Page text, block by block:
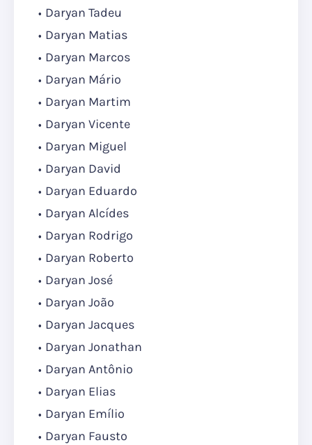
Daryan Tadeu
Daryan Matias
Daryan Marcos
Daryan Mário
Daryan Martim
Daryan Vicente
Daryan Miguel
Daryan David
Daryan Eduardo
Daryan Alcídes
Daryan Rodrigo
Daryan Roberto
Daryan José
Daryan João
Daryan Jacques
Daryan Jonathan
Daryan Antônio
Daryan Elias
Daryan Emílio
Daryan Fausto